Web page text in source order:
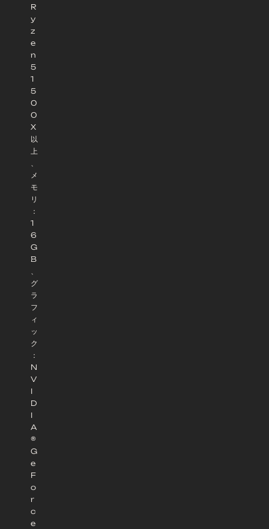
R
y
z
e
n
5
1
5
0
0
X
以
上
メ
モ
リ
：
1
6
G
B
グ
ラ
フ
ィ
ッ
ク
：
N
V
I
D
I
A
®
G
e
F
o
r
c
e